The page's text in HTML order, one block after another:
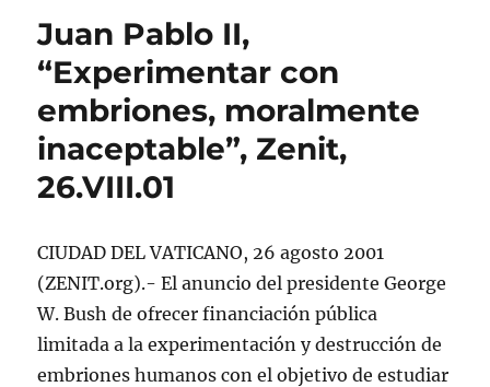
Juan Pablo II,
“Experimentar con
embriones, moralmente
inaceptable”, Zenit,
26.VIII.01
CIUDAD DEL VATICANO, 26 agosto 2001
(ZENIT.org).- El anuncio del presidente George
W. Bush de ofrecer financiación pública
limitada a la experimentación y destrucción de
embriones humanos con el objetivo de estudiar